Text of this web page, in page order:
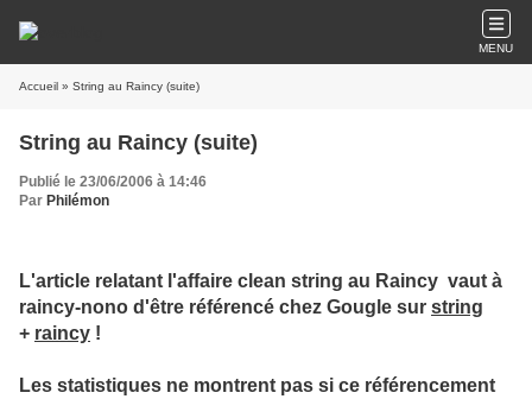
MENU
Accueil » String au Raincy (suite)
String au Raincy (suite)
Publié le 23/06/2006 à 14:46
Par Philémon
L'article relatant l'affaire clean string au Raincy vaut à
raincy-nono d'être référencé chez Gougle sur string
+ raincy !
Les statistiques ne montrent pas si ce référencement